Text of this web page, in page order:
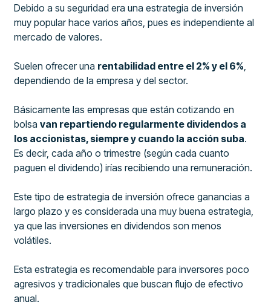
Debido a su seguridad era una estrategia de inversión
muy popular hace varios años, pues es independiente al
mercado de valores.
Suelen ofrecer una rentabilidad entre el 2% y el 6%,
dependiendo de la empresa y del sector.
Básicamente las empresas que están cotizando en
bolsavan repartiendo regularmente dividendos a
los accionistas, siempre y cuando la acción suba.
Es decir, cada año o trimestre (según cada cuanto
paguen el dividendo) irías recibiendo una remuneración.
Este tipo de estrategia de inversión ofrece ganancias a
largo plazo y es considerada una muy buena estrategia,
ya que las inversiones en dividendos son menos
volátiles.
Esta estrategia es recomendable para inversores poco
agresivos y tradicionales que buscan flujo de efectivo
anual.